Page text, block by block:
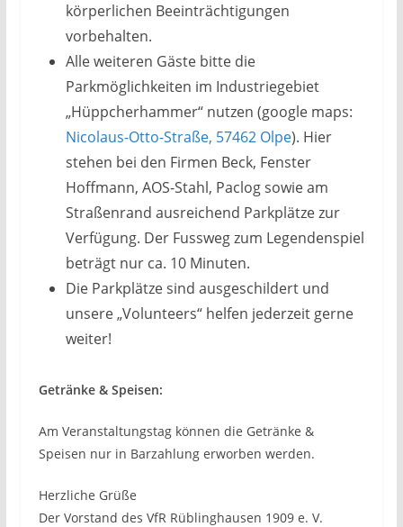
körperlichen Beeinträchtigungen
vorbehalten.
Alle weiteren Gäste bitte die
Parkmöglichkeiten im Industriegebiet
„Hüppcherhammer“ nutzen (google maps:
Nicolaus-Otto-Straße, 57462 Olpe). Hier
stehen bei den Firmen Beck, Fenster
Hoffmann, AOS-Stahl, Paclog sowie am
Straßenrand ausreichend Parkplätze zur
Verfügung. Der Fussweg zum Legendenspiel
beträgt nur ca. 10 Minuten.
Die Parkplätze sind ausgeschildert und
unsere „Volunteers“ helfen jederzeit gerne
weiter!
Getränke & Speisen:
Am Veranstaltungstag können die Getränke &
Speisen nur in Barzahlung erworben werden.
Herzliche Grüße
Der Vorstand des VfR Rüblinghausen 1909 e. V.